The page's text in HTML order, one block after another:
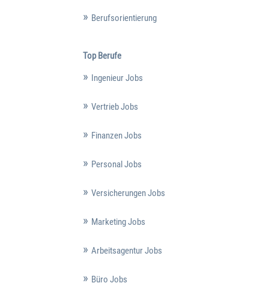
Berufsorientierung
Top Berufe
Ingenieur Jobs
Vertrieb Jobs
Finanzen Jobs
Personal Jobs
Versicherungen Jobs
Marketing Jobs
Arbeitsagentur Jobs
Büro Jobs